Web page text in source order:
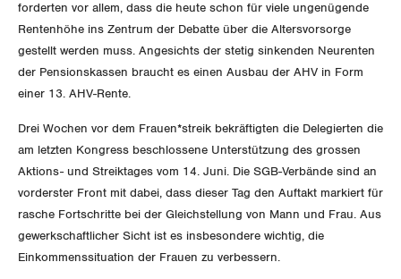
Graubünden
Jura
Luzern
Nidwalden
Obwalden
Schaffhausen
forderten vor allem, dass die heute schon für viele ungenügende
Rentenhöhe ins Zentrum der Debatte über die Altersvorsorge
gestellt werden muss. Angesichts der stetig sinkenden Neurenten
der Pensionskassen braucht es einen Ausbau der AHV in Form
einer 13. AHV-Rente.
Drei Wochen vor dem Frauen*streik bekräftigten die Delegierten die
am letzten Kongress beschlossene Unterstützung des grossen
Aktions- und Streiktages vom 14. Juni. Die SGB-Verbände sind an
vorderster Front mit dabei, dass dieser Tag den Auftakt markiert für
rasche Fortschritte bei der Gleichstellung von Mann und Frau. Aus
gewerkschaftlicher Sicht ist es insbesondere wichtig, die
Einkommenssituation der Frauen zu verbessern.